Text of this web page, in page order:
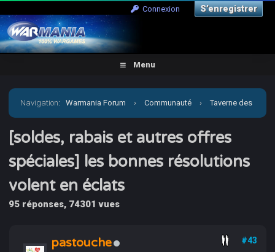
Connexion S’enregistrer
Menu
Navigation:Warmania Forum › Communauté › Taverne des
joueurs › [soldes, rabais et autres offres spéciales] les
bonnes résolutions volent en éclats
[soldes, rabais et autres offres
spéciales] les bonnes résolutions
volent en éclats
95 réponses, 74301 vues
pastouche #43